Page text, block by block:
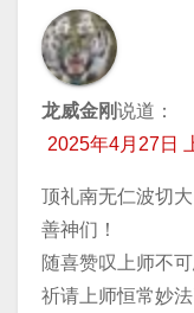
龙威金刚说道：
2025年4月27日
顶礼南无仁波切
善神们！
随喜赞叹上师不
祈请上师恒常妙法